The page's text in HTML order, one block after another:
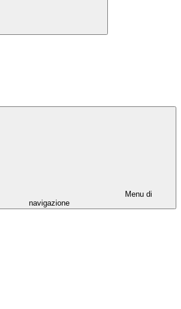
Menu di
navigazione